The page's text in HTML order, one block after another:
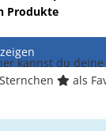
Produkte
kannst du deine
als